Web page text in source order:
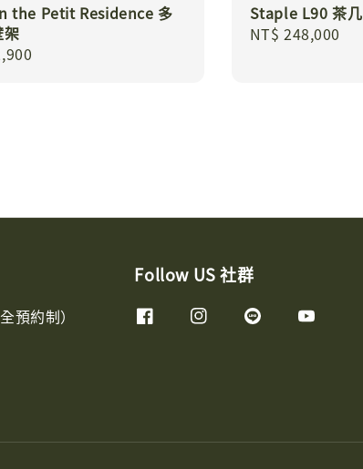
the Petit Residence 多
架
Staple L90 茶几
Regular
NT$ 248,000
預約制）
Follow US 社群